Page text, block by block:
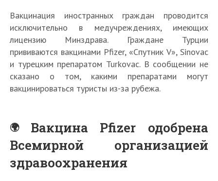
Вакцинация иностранных граждан проводится
исключительно в медучреждениях, имеющих
лицензию Минздрава. Граждане Турции
прививаются вакцинами Pfizer, «Спутник V», Sinovac
и турецким препаратом Turkovac. В сообщении не
сказано о том, какими препаратами могут
вакцинироваться туристы из-за рубежа.
Вакцина Pfizer одобрена
Всемирной организацией
здравоохранения